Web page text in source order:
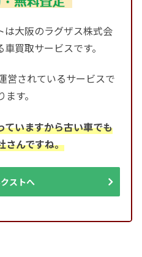
は大阪のラグザス株式会
買取サービスです。
営されているサービスで
す。
ていますから古い車でも
さんですね。
ストへ